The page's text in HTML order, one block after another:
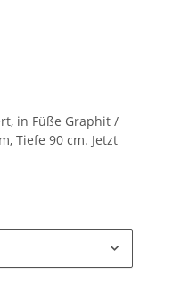
in Füße Graphit /
Tiefe 90 cm. Jetzt